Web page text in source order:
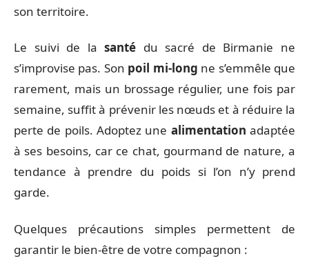
son territoire.
Le suivi de lasanté du sacré de Birmanie ne
s’improvise pas. Son poil mi-long ne s’emmêle que
rarement, mais un brossage régulier, une fois par
semaine, suffit à prévenir les nœuds et à réduire la
perte de poils. Adoptez une alimentation adaptée
à ses besoins, car ce chat, gourmand de nature, a
tendance à prendre du poids si l’on n’y prend
garde.
Quelques précautions simples permettent de
garantir le bien-être de votre compagnon :